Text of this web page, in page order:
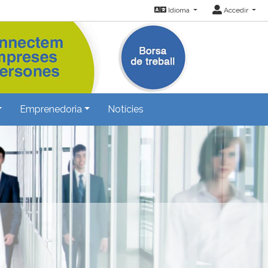
Idioma Accedir
Emprenedoria Notícies